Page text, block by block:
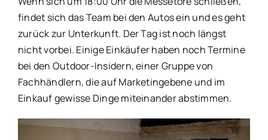
findet sich das Team bei den Autos ein und es geht
zurück zur Unterkunft. Der Tag ist noch längst
nicht vorbei. Einige Einkäufer haben noch Termine
bei den Outdoor-Insidern, einer Gruppe von
Fachhändlern, die auf Marketingebene und im
Einkauf gewisse Dinge miteinander abstimmen.